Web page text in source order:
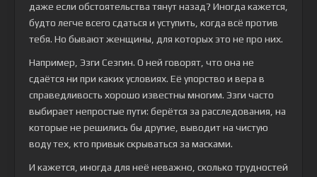
даже если обстоятельства тянут назад? Иногда кажется,
будто легче всего сдаться и уступить, когда всё против
тебя. Но бывают женщины, для которых это не про них.
Например, Эзги Сезгин. О ней говорят, что она не
сдаётся ни при каких условиях. Её упорство и вера в
справедливость хорошо известны многим. Эзги часто
выбирает непростые пути: берётся за расследования, на
которые не решились бы другие, выводит на чистую
воду тех, кто привык скрываться за масками.
И кажется, иногда для неё неважно, сколько трудностей